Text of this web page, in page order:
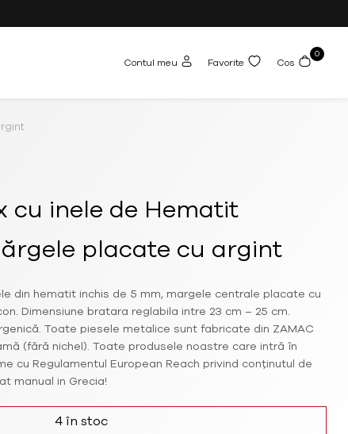
Contul meu Favorite Cos
0
cu inele de Hematit
placate cu argint
din hematit inchis de 5 mm, margele centrale placate cu
Dimensiune bratara reglabila intre 23 cm – 25 cm.
Toate piesele metalice sunt fabricate din ZAMAC
(fără nichel). Toate produsele noastre care intră în
cu Regulamentul European Reach privind conținutul de
manual in Grecia!
4 în stoc